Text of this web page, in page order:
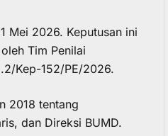
Mei 2026. Keputusan ini
Tim Penilai
Kep-152/PE/2026.
2018 tentang
dan Direksi BUMD.